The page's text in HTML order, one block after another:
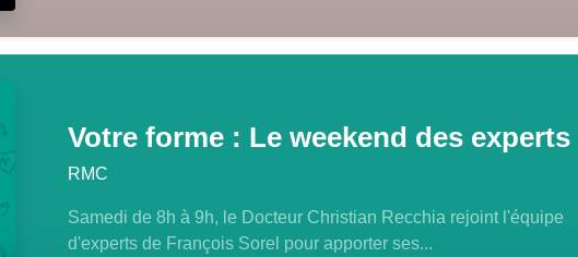
Votre forme : Le weekend des experts
RMC
Samedi de 8h à 9h, le Docteur Christian Recchia rejoint l'équipe
d'experts de François Sorel pour apporter ses...